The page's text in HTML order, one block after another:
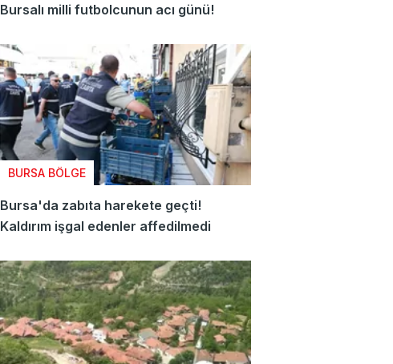
Bursalı milli futbolcunun acı günü!
BURSA BÖLGE
Bursa'da zabıta harekete geçti!
Kaldırım işgal edenler affedilmedi